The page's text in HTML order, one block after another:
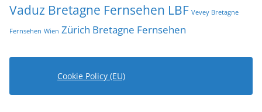
Vaduz Bretagne Fernsehen LBF Vevey Bretagne
Fernsehen Wien Zürich Bretagne Fernsehen
Cookie Policy (EU)